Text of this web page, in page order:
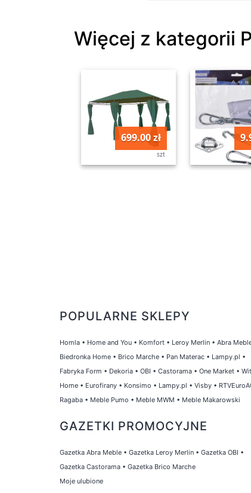
Więcej z kategorii
699.00 zł
szt
POPULARNE SKLEPY
Homla • Home and You • Komfort • Leroy Merlin • Abra
Biedronka Home • Brico Marche • Pan Materac • Lampy.pl •
Fabryka Form • Dekoria • OBI • Castorama • One Market •
Home • Eurofirany • Konsimo • Lampy.pl • Visby •
Ragaba • Meble Pumo • Meble MWM • Meble Makarowski
GAZETKI PROMOCYJNE
Gazetka Abra Meble • Gazetka Leroy Merlin • Gazetka OBI •
Gazetka Castorama • Gazetka Brico Marche
Moje ulubione